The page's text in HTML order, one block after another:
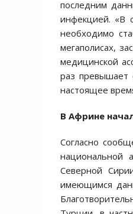
последним
инфекцией. «В
необходимо
мегаполисах,
медицинской
раз превышает
настоящее
В Африне
Согласно
национальной
Северной
имеющимся